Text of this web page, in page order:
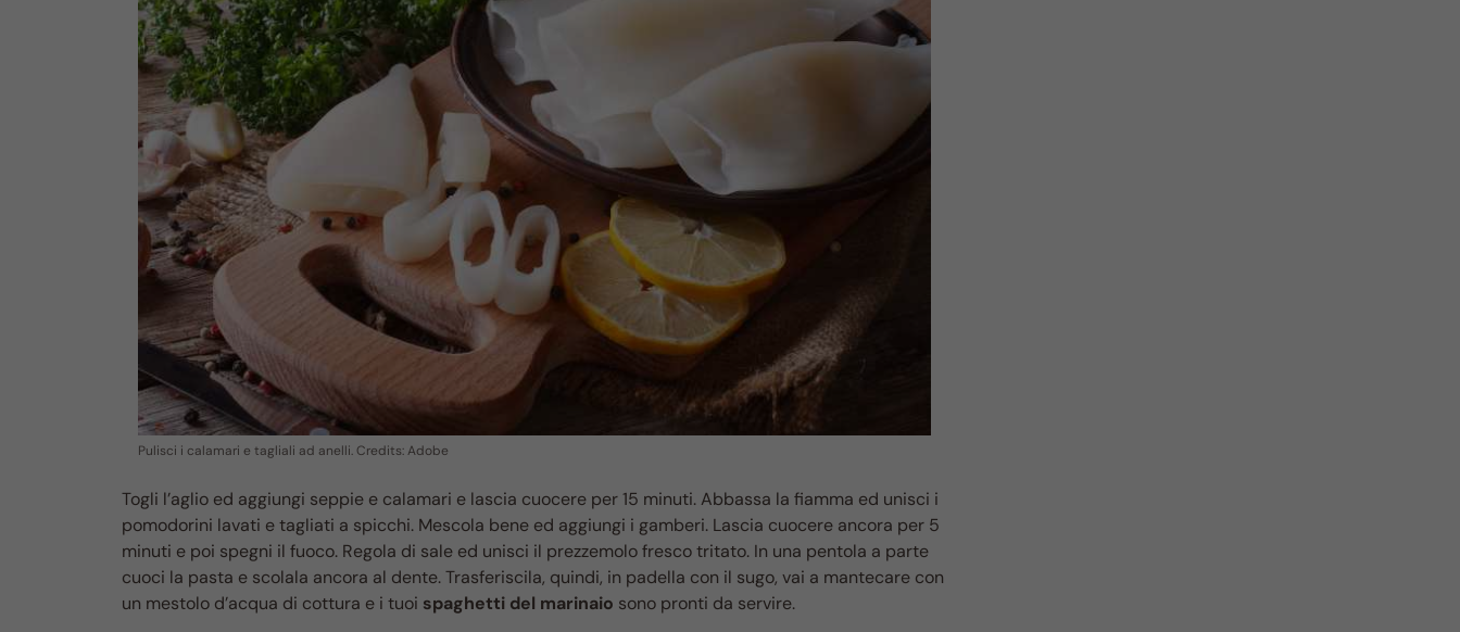
Pulisci i calamari e tagliali ad anelli. Credits: Adobe
Togli l’aglio ed aggiungi seppie e calamari e lascia cuocere per 15 minuti. Abbassa la fiamma ed unisci i
pomodorini lavati e tagliati a spicchi. Mescola bene ed aggiungi i gamberi. Lascia cuocere ancora per 5
minuti e poi spegni il fuoco. Regola di sale ed unisci il prezzemolo fresco tritato. In una pentola a parte
cuoci la pasta e scolala ancora al dente. Trasferiscila, quindi, in padella con il sugo, vai a mantecare con
un mestolo d’acqua di cottura e i tuoi spaghetti del marinaio sono pronti da servire.